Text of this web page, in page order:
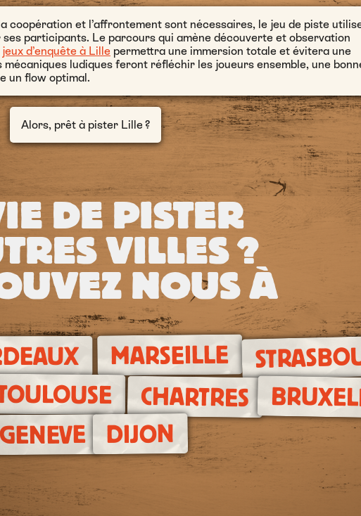
coopération et l’affrontement sont nécessaires, le jeu de piste
participants. Le parcours qui amène découverte et observation
jeux d’enquête à Lille permettra une immersion totale et évitera une
ludiques feront réfléchir les joueurs ensemble, une
un flow optimal.
Alors, prêt à pister Lille ?
DE PISTER
VILLES ?
NOUS À
MARSEILLE
CHARTRES
GENEVE DIJON